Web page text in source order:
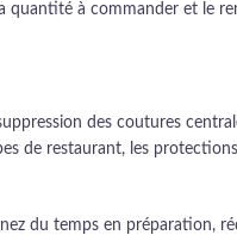
quantité à commander et le
des coutures
de restaurant, les
du temps en préparation,